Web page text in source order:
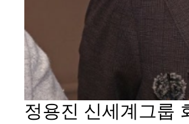
정용진 신세계그룹